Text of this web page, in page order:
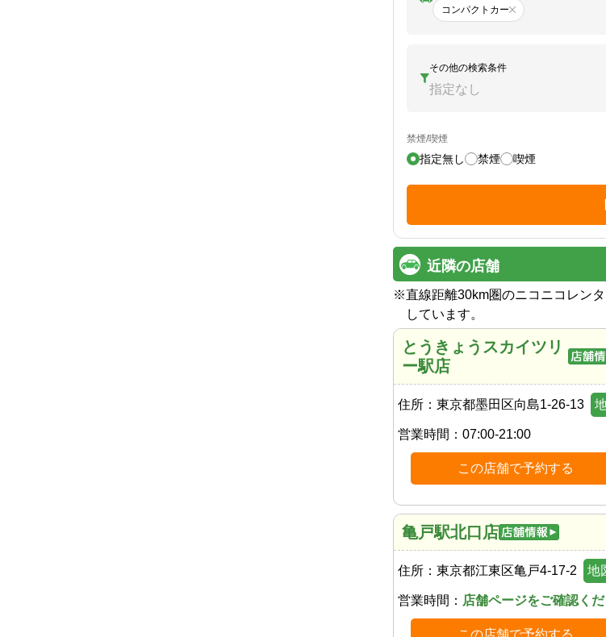
コンパクトカー
その他の検索条件
指定なし
禁煙/喫煙
指定無し 禁煙 喫煙
近隣の店舗
※直線距離30km圏のニコニコレン
しています。
とうきょうスカイツリ
ー駅店
住所： 東京都墨田区向島1-26-13
営業時間： 07:00-21:00
この店舗で予約する
亀戸駅北口店
住所： 東京都江東区亀戸4-17-2 地
営業時間： 店舗ページをご確認く
この店舗で予約する